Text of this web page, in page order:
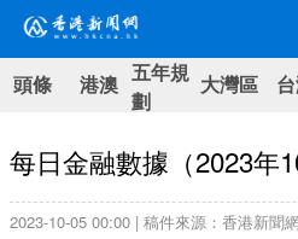
頭條 港澳 五年規
劃
大灣區
每日金融數據（2023年
2023-10-05 00:00 | 稿件來源：香港新聞